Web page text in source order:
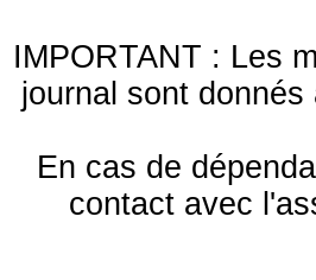
IMPORTANT : Les
journal sont
En cas de
contact avec